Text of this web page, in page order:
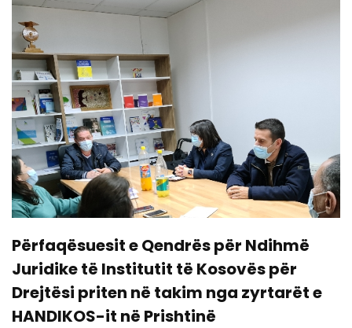
Përfaqësuesit e Qendrës për Ndihmë
Juridike të Institutit të Kosovës për
Drejtësi priten në takim nga zyrtarët e
HANDIKOS-it në Prishtinë